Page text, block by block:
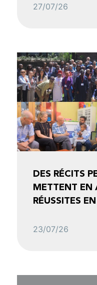
27/07/26
DES RÉCITS
METTENT EN
RÉUSSITES
23/07/26